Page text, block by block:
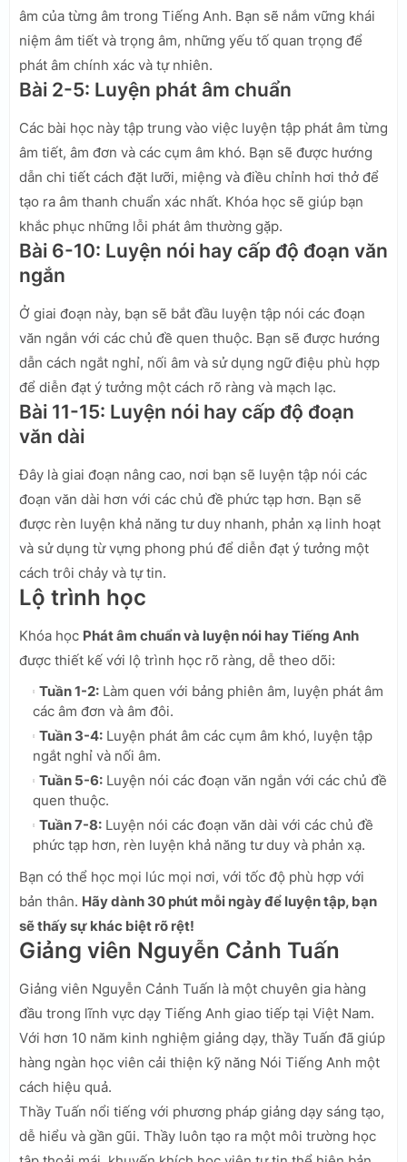
âm của từng âm trong Tiếng Anh. Bạn sẽ nắm vững khái
niệm âm tiết và trọng âm, những yếu tố quan trọng để
phát âm chính xác và tự nhiên.
Bài 2-5: Luyện phát âm chuẩn
Các bài học này tập trung vào việc luyện tập phát âm từng
âm tiết, âm đơn và các cụm âm khó. Bạn sẽ được hướng
dẫn chi tiết cách đặt lưỡi, miệng và điều chỉnh hơi thở để
tạo ra âm thanh chuẩn xác nhất. Khóa học sẽ giúp bạn
khắc phục những lỗi phát âm thường gặp.
Bài 6-10: Luyện nói hay cấp độ đoạn văn
ngắn
Ở giai đoạn này, bạn sẽ bắt đầu luyện tập nói các đoạn
văn ngắn với các chủ đề quen thuộc. Bạn sẽ được hướng
dẫn cách ngắt nghỉ, nối âm và sử dụng ngữ điệu phù hợp
để diễn đạt ý tưởng một cách rõ ràng và mạch lạc.
Bài 11-15: Luyện nói hay cấp độ đoạn
văn dài
Đây là giai đoạn nâng cao, nơi bạn sẽ luyện tập nói các
đoạn văn dài hơn với các chủ đề phức tạp hơn. Bạn sẽ
được rèn luyện khả năng tư duy nhanh, phản xạ linh hoạt
và sử dụng từ vựng phong phú để diễn đạt ý tưởng một
cách trôi chảy và tự tin.
Lộ trình học
Khóa học Phát âm chuẩn và luyện nói hay Tiếng Anh
được thiết kế với lộ trình học rõ ràng, dễ theo dõi:
Tuần 1-2: Làm quen với bảng phiên âm, luyện phát âm
các âm đơn và âm đôi.
Tuần 3-4: Luyện phát âm các cụm âm khó, luyện tập
ngắt nghỉ và nối âm.
Tuần 5-6: Luyện nói các đoạn văn ngắn với các chủ đề
quen thuộc.
Tuần 7-8: Luyện nói các đoạn văn dài với các chủ đề
phức tạp hơn, rèn luyện khả năng tư duy và phản xạ.
Bạn có thể học mọi lúc mọi nơi, với tốc độ phù hợp với
bản thân. Hãy dành 30 phút mỗi ngày để luyện tập, bạn
sẽ thấy sự khác biệt rõ rệt!
Giảng viên Nguyễn Cảnh Tuấn
Giảng viên Nguyễn Cảnh Tuấn là một chuyên gia hàng
đầu trong lĩnh vực dạy Tiếng Anh giao tiếp tại Việt Nam.
Với hơn 10 năm kinh nghiệm giảng dạy, thầy Tuấn đã giúp
hàng ngàn học viên cải thiện kỹ năng Nói Tiếng Anh một
cách hiệu quả.
Thầy Tuấn nổi tiếng với phương pháp giảng dạy sáng tạo,
dễ hiểu và gần gũi. Thầy luôn tạo ra một môi trường học